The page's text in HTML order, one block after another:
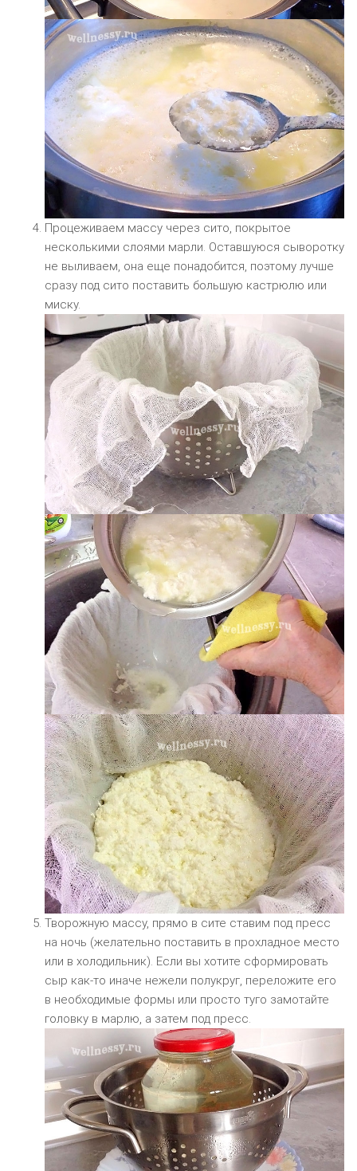
Процеживаем массу через сито, покрытое
несколькими слоями марли. Оставшуюся сыворотку
не выливаем, она еще понадобится, поэтому лучше
сразу под сито поставить большую кастрюлю или
миску.
Творожную массу, прямо в сите ставим под пресс
на ночь (желательно поставить в прохладное место
или в холодильник). Если вы хотите сформировать
сыр как-то иначе нежели полукруг, переложите его
в необходимые формы или просто туго замотайте
головку в марлю, а затем под пресс.